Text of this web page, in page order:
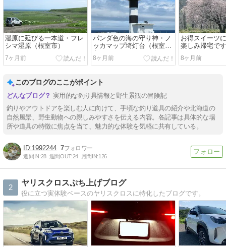
湿原に延びる一本道・フレ
シマ湿原（根室市）
7ヶ月前
パンダ色の海の守り神・ノ
ッカマップ埼灯台（根室
8ヶ月前
お得スイーツ
楽しみ帰宅です
8ヶ月前
このブログのここがポイント
実用的な釣り具情報と野生景観の冒険記
釣りやアウトドアを楽しむ人に向けて、手頃な釣り道具の紹介や北海道の
自然風景、野生動物への親しみやすさを伝える内容。各記事は具体的な場
所や道具の特徴に焦点を当て、魅力的な体験を気軽に共有している。
1992244 7
週間IN:28 週間OUT:24 月間IN:126
2
ヤリスクロスぷち上げブログ
役に立つ実体験ベースのヤリスクロスに特化したブログです。